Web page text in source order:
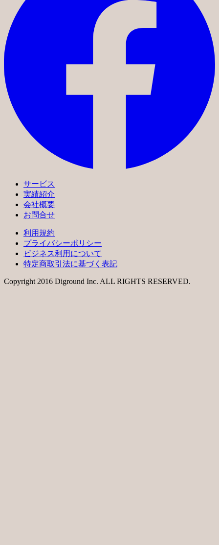
サービス
実績紹介
会社概要
お問合せ
利用規約
プライバシーポリシー
ビジネス利用について
特定商取引法に基づく表記
Copyright 2016 Diground Inc. ALL RIGHTS RESERVED.